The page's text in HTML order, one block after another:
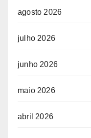
agosto 2026
julho 2026
junho 2026
maio 2026
abril 2026